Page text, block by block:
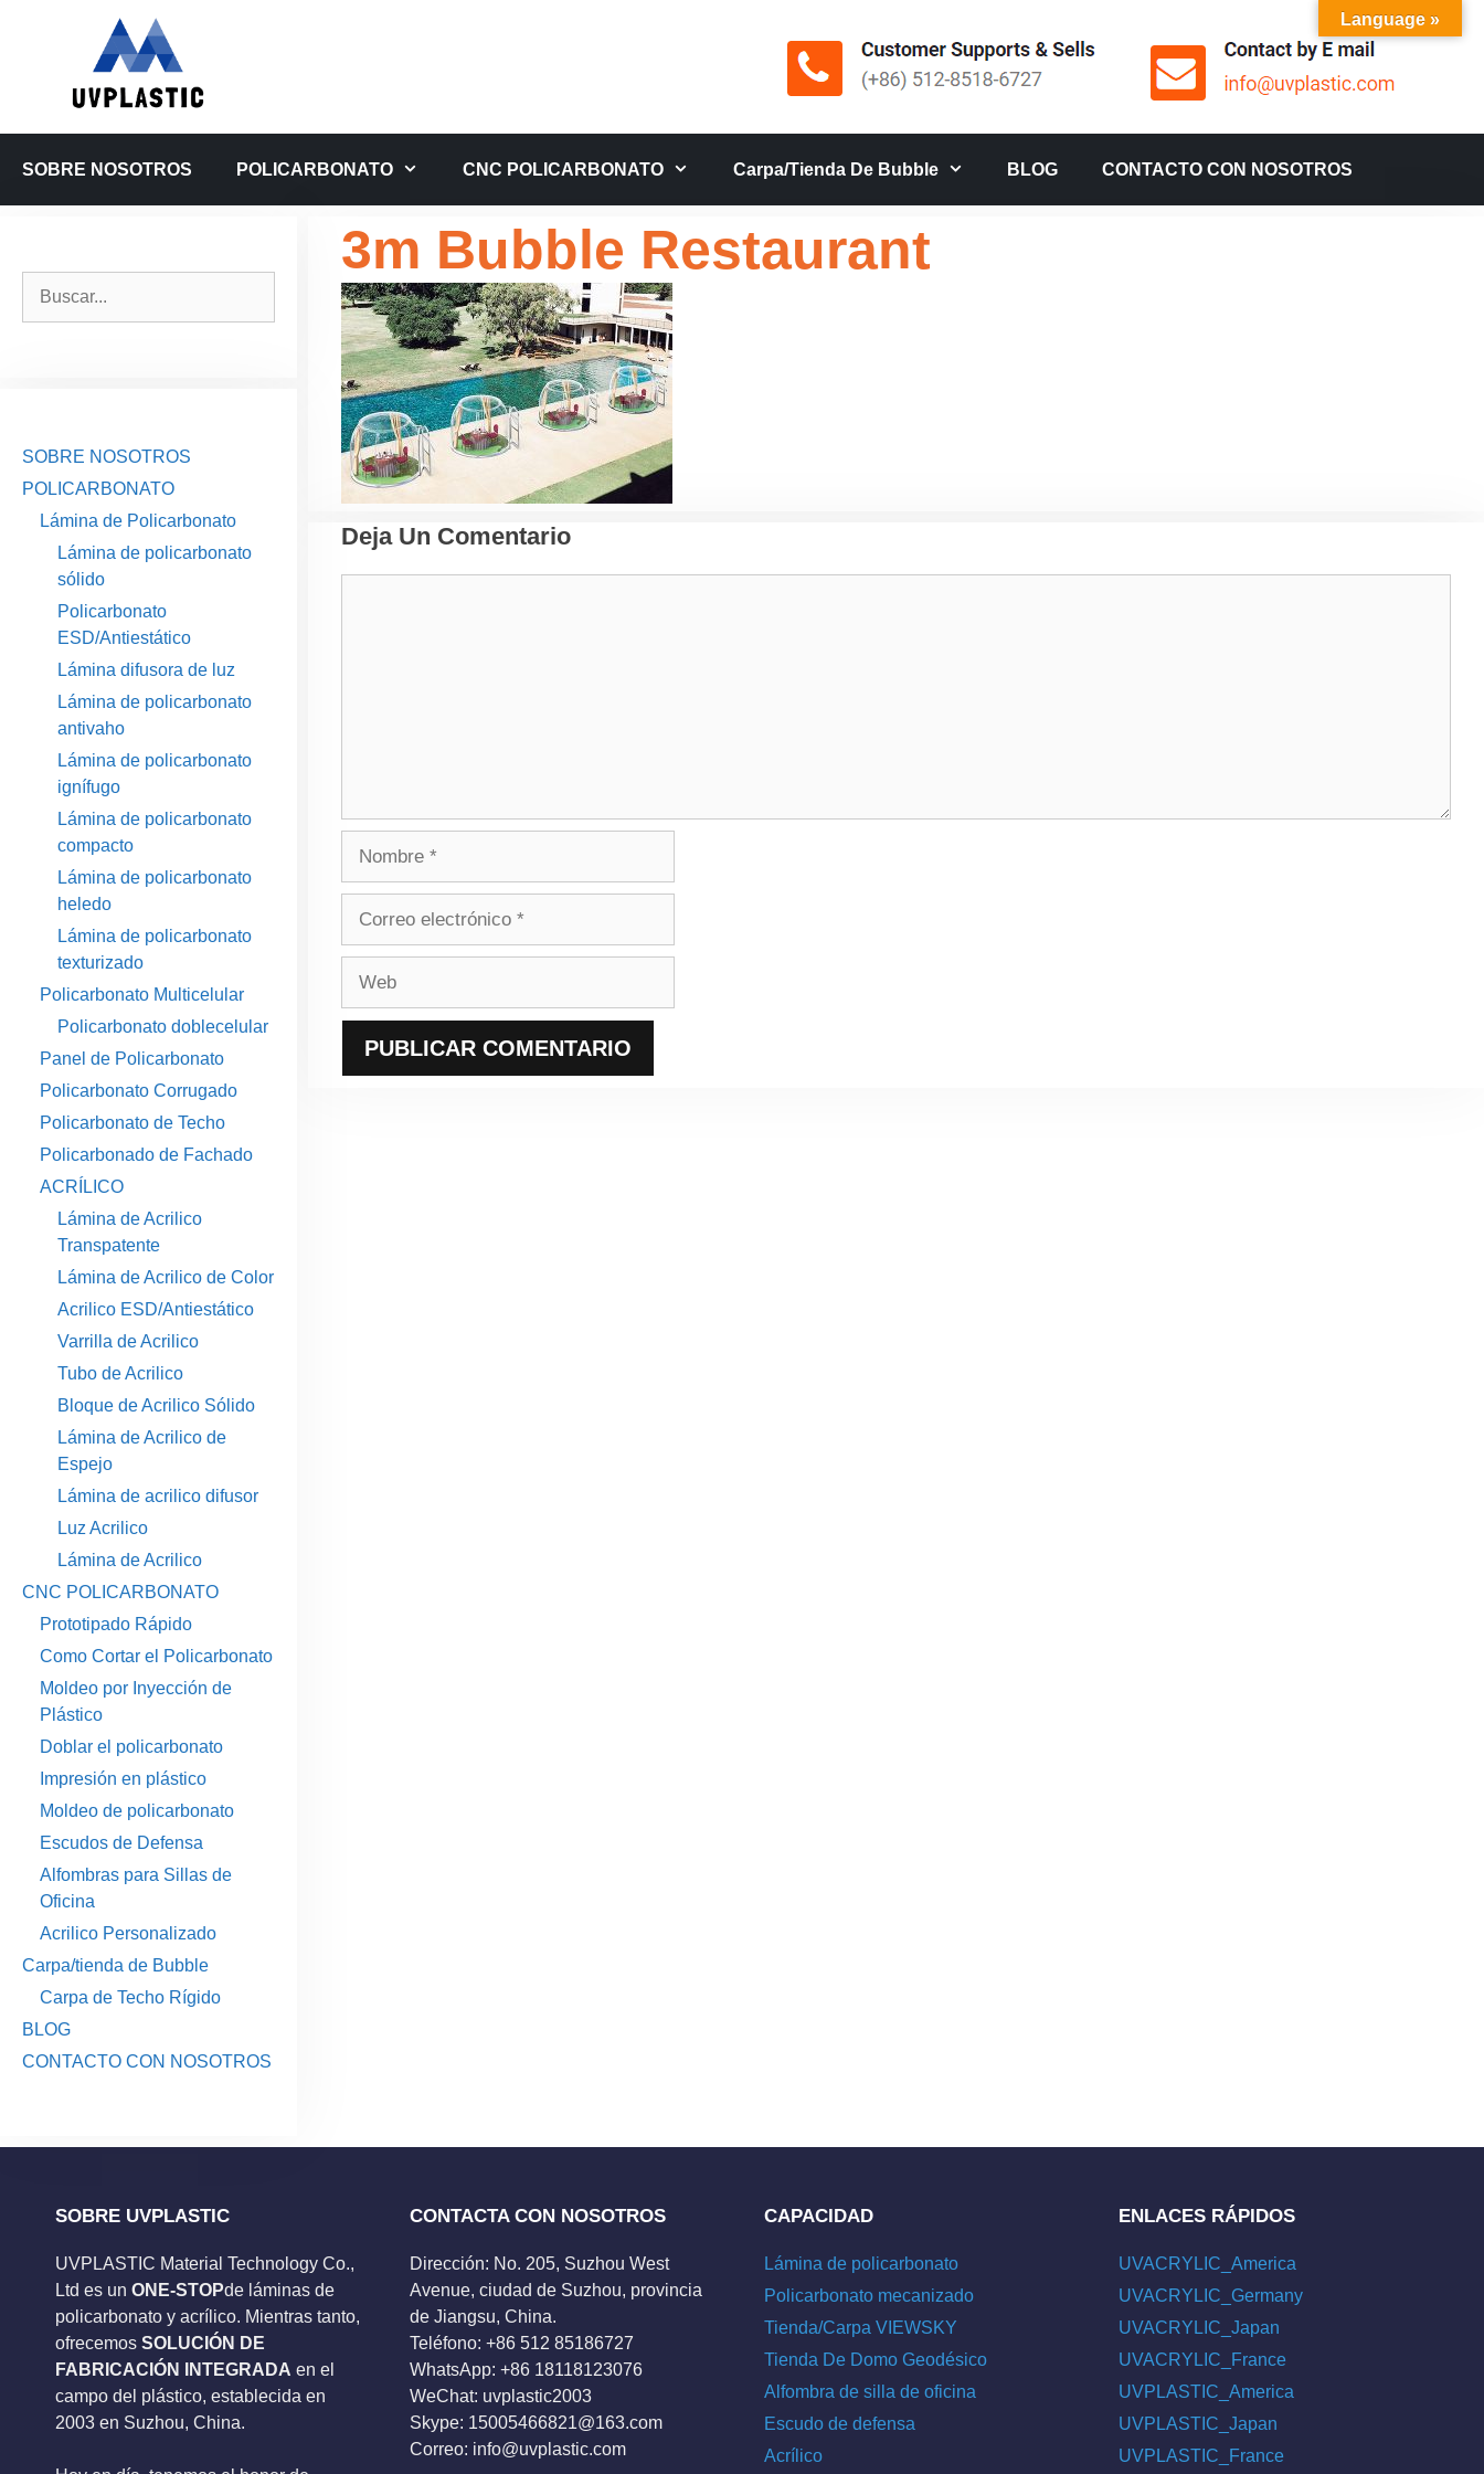
SOBRE NOSOTROS POLICARBONATO CNC POLICARBONATO Carpa/tienda De Bubble BLOG CONTACTO CON NOSOTROS
3m Bubble Restaurant
Deja Un Comentario
SOBRE NOSOTROS
POLICARBONATO
Lámina de Policarbonato
Lámina de policarbonato
sólido
Policarbonato
ESD/Antiestático
Lámina difusora de luz
Lámina de policarbonato
antivaho
Lámina de policarbonato
ignífugo
Lámina de policarbonato
compacto
Lámina de policarbonato
heledo
Lámina de policarbonato
texturizado
Policarbonato Multicelular
Policarbonato doblecelular
Panel de Policarbonato
Policarbonato Corrugado
Policarbonato de Techo
Policarbonado de Fachado
ACRÍLICO
Lámina de Acrilico
Transpatente
Lámina de Acrilico de Color
Acrilico ESD/Antiestático
Varrilla de Acrilico
Tubo de Acrilico
Bloque de Acrilico Sólido
Lámina de Acrilico de
Espejo
Lámina de acrilico difusor
Luz Acrilico
Lámina de Acrilico
CNC POLICARBONATO
Prototipado Rápido
Como Cortar el Policarbonato
Moldeo por Inyección de
Plástico
Doblar el policarbonato
Impresión en plástico
Moldeo de policarbonato
Escudos de Defensa
Alfombras para Sillas de
Oficina
Acrilico Personalizado
Carpa/tienda de Bubble
Carpa de Techo Rígido
BLOG
CONTACTO CON NOSOTROS
SOBRE UVPLASTIC
UVPLASTIC Material Technology Co.,
Ltd es un ONE-STOPde láminas de
policarbonato y acrílico. Mientras tanto,
ofrecemos SOLUCIÓN DE
FABRICACIÓN INTEGRADA en el
campo del plástico, establecida en
2003 en Suzhou, China.
CONTACTA CON NOSOTROS
Dirección: No. 205, Suzhou West
Avenue, ciudad de Suzhou, provincia
de Jiangsu, China.
Teléfono: +86 512 85186727
WhatsApp: +86 18118123076
WeChat: uvplastic2003
Skype: 15005466821@163.com
Correo: info@uvplastic.com
CAPACIDAD
Lámina de policarbonato
Policarbonato mecanizado
Tienda/Carpa VIEWSKY
Tienda De Domo Geodésico
Alfombra de silla de oficina
Escudo de defensa
Acrílico
ENLACES RÁPIDOS
UVACRYLIC_America
UVACRYLIC_Germany
UVACRYLIC_Japan
UVACRYLIC_France
UVPLASTIC_America
UVPLASTIC_Japan
UVPLASTIC_France
Language »